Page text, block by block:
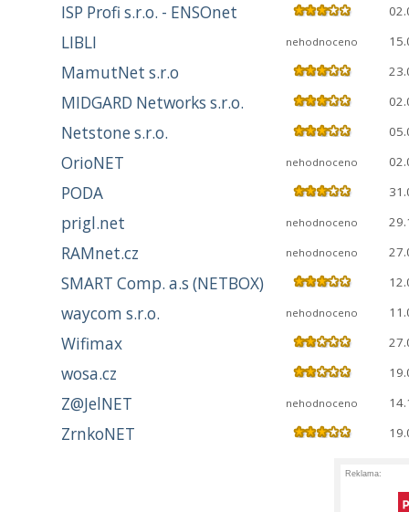
ISP Profi s.r.o. - ENSOnet
LIBLI nehodnoceno
MamutNet s.r.o
MIDGARD Networks s.r.o.
Netstone s.r.o.
OrioNET nehodnoceno
PODA
prigl.net nehodnoceno
RAMnet.cz nehodnoceno
SMART Comp. a.s (NETBOX)
waycom s.r.o. nehodnoceno
Wifimax
wosa.cz
Z@JelNET nehodnoceno
ZrnkoNET
Reklama: